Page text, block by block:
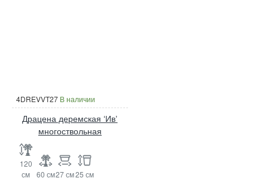
4DREVVT27 В наличии
Драцена деремская ‘Ив’
многоствольная
120
см
60 см27 см25 см